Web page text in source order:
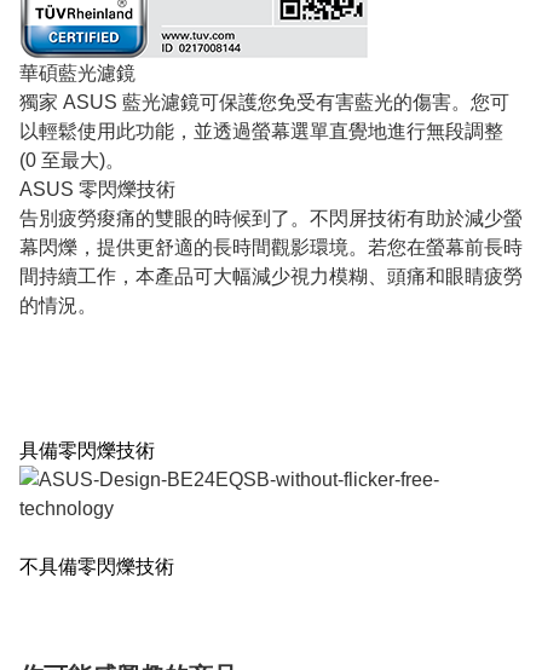
華碩藍光濾鏡
獨家 ASUS 藍光濾鏡可保護您免受有害藍光的傷害。您可
以輕鬆使用此功能，並透過螢幕選單直覺地進行無段調整
(0 至最大)。
ASUS 零閃爍技術
告別疲勞痠痛的雙眼的時候到了。不閃屏技術有助於減少螢
幕閃爍，提供更舒適的長時間觀影環境。若您在螢幕前長時
間持續工作，本產品可大幅減少視力模糊、頭痛和眼睛疲勞
的情況。
具備零閃爍技術
不具備零閃爍技術